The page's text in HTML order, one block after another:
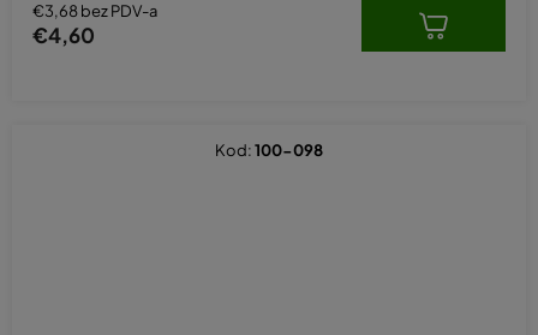
€3,68 bez PDV-a
€4,60
Kod:100-098